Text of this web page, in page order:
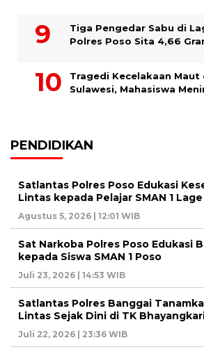
Tiga Pengedar Sabu di
Polres Poso Sita 4,66
Tragedi Kecelakaan Maut
Sulawesi, Mahasiswa
PENDIDIKAN
Satlantas Polres Poso Edukasi
Lintas kepada Pelajar SMAN 1 Lage
Agustus 5, 2026 | 12:01 WIB
Sat Narkoba Polres Poso Edukasi
kepada Siswa SMAN 1 Poso
Juli 23, 2026 | 14:53 WIB
Satlantas Polres Banggai
Lintas Sejak Dini di TK
Juli 22, 2026 | 23:36 WIB